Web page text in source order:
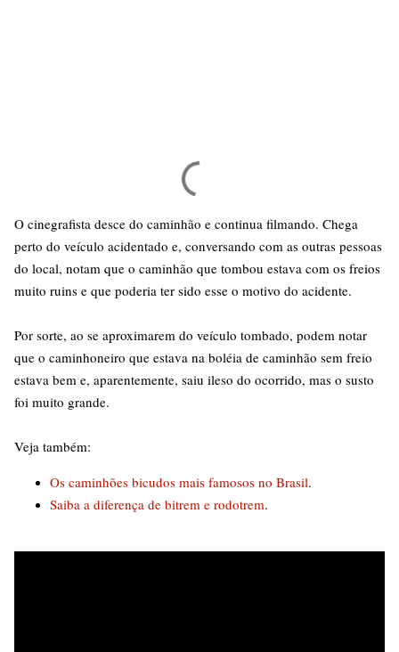
O cinegrafista desce do caminhão e continua filmando. Chega
perto do veículo acidentado e, conversando com as outras pessoas
do local, notam que o caminhão que tombou estava com os freios
muito ruins e que poderia ter sido esse o motivo do acidente.
Por sorte, ao se aproximarem do veículo tombado, podem notar
que o caminhoneiro que estava na boléia de caminhão sem freio
estava bem e, aparentemente, saiu ileso do ocorrido, mas o susto
foi muito grande.
Veja também:
Os caminhões bicudos mais famosos no Brasil.
Saiba a diferença de bitrem e rodotrem.